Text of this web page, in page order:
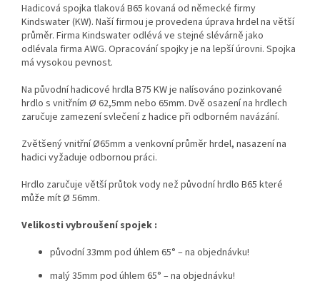
Hadicová spojka tlaková B65 kovaná od německé firmy
Kindswater (KW). Naší firmou je provedena úprava hrdel na větší
průměr. Firma Kindswater odlévá ve stejné slévárně jako
odlévala firma AWG. Opracování spojky je na lepší úrovni. Spojka
má vysokou pevnost.
Na původní hadicové hrdla B75 KW je nalísováno pozinkované
hrdlo s vnitřním Ø 62,5mm nebo 65mm. Dvě osazení na hrdlech
zaručuje zamezení svlečení z hadice při odborném navázání.
Zvětšený vnitřní Ø65mm a venkovní průměr hrdel, nasazení na
hadici vyžaduje odbornou práci.
Hrdlo zaručuje větší průtok vody než původní hrdlo B65 které
může mít Ø 56mm.
Velikosti vybroušení spojek :
původní 33mm pod úhlem 65° – na objednávku!
malý 35mm pod úhlem 65° – na objednávku!